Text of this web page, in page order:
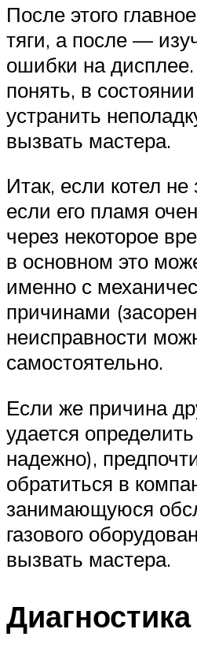
После этого
тяги, а после —
ошибки на
понять, в
устранить
вызвать мастера.
Итак, если котел не
если его пламя
через некоторое
в основном это
именно с
причинами
неисправности
самостоятельно.
Если же причина
удается
надежно),
обратиться в
занимающуюся
газового
вызвать мастера.